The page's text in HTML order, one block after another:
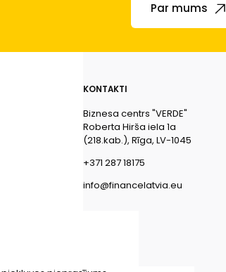
Par mums
KONTAKTI
Biznesa centrs "VERDE"
Roberta Hirša iela 1a
(218.kab.), Rīga, LV-1045
+371 287 18175
info@financelatvia.eu